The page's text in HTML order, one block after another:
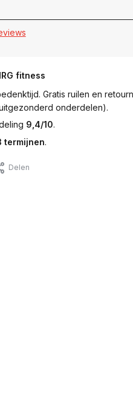
fitness
Gratis ruilen en
onderdelen).
9,4/10.
termijnen.
Delen